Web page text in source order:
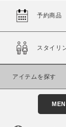
商品タイプ
通常
セー
予約商品
スタイリ
アイテムを探す